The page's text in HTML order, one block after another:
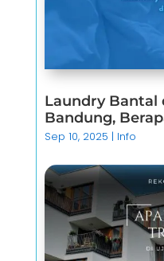
Laundry Bantal
Bandung,
Sep 10, 2025 | Info